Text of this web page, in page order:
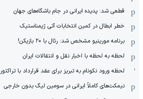
قطعی شد: پدیده ایرانی در جام باشگاه‌های جهان
خطر ابطال در کمین انتخابات آتی ژیمناستیک
برنامه مورینیو مشخص شد: رئال با ۲۰ بازیکن!
لحظه به لحظه با اخبار نقل و انتقالات ایران
لحظه ورود نکونام به تبریز برای عقد قرارداد با تراکتور
نیمکت‌های کاملاً ایرانی در سومین لیگ بدون خارجی